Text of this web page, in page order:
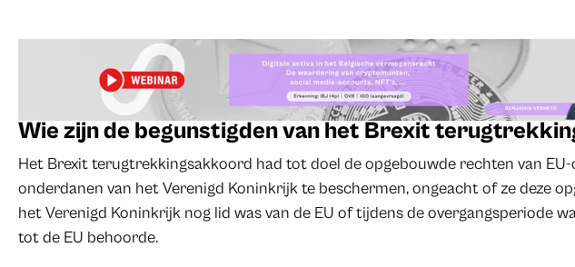
Wie zijn de begunstigden van het Brexit
Het Brexit terugtrekkingsakkoord had tot doel de opgebouwde rechten van
onderdanen van het Verenigd Koninkrijk te beschermen, ongeacht of ze deze
het Verenigd Koninkrijk nog lid was van de EU of tijdens de overgangsperiode
tot de EU behoorde.